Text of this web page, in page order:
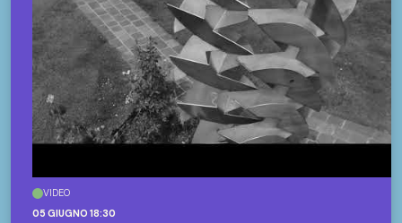
VIDEO
05 GIUGNO 18:30